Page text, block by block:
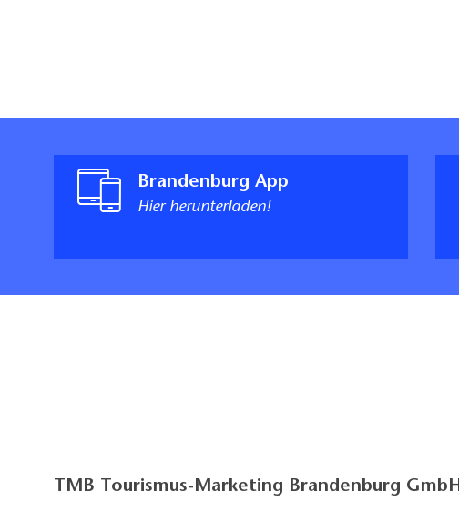
Brandenburg App
Hier herunterladen!
TMB Tourismus-Marketing Brandenburg GmbH